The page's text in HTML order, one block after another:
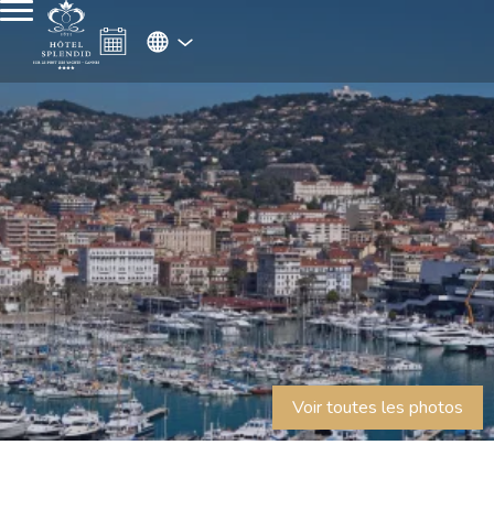
Voir toutes les photos